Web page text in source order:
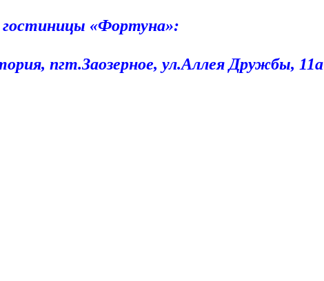
гостиницы «Фортуна»:
пгт.Заозерное, ул.Аллея Дружбы, 11а